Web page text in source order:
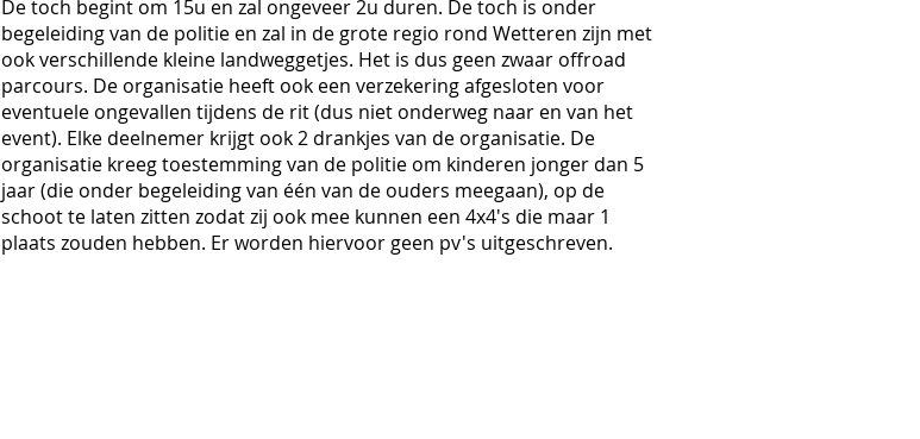
De toch begint om 15u en zal ongeveer 2u duren. De toch is onder
begeleiding van de politie en zal in de grote regio rond Wetteren zijn met
ook verschillende kleine landweggetjes. Het is dus geen zwaar offroad
parcours. De organisatie heeft ook een verzekering afgesloten voor
eventuele ongevallen tijdens de rit (dus niet onderweg naar en van het
event). Elke deelnemer krijgt ook 2 drankjes van de organisatie. De
organisatie kreeg toestemming van de politie om kinderen jonger dan 5
jaar (die onder begeleiding van één van de ouders meegaan), op de
schoot te laten zitten zodat zij ook mee kunnen een 4x4's die maar 1
plaats zouden hebben. Er worden hiervoor geen pv's uitgeschreven.